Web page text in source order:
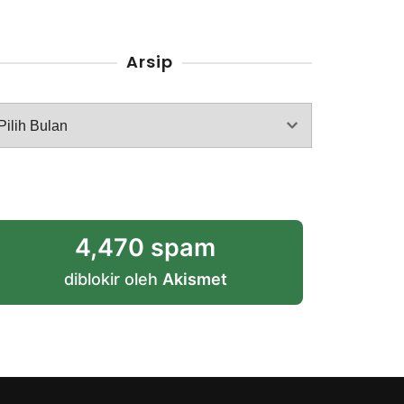
Arsip
4,470 spam
diblokir oleh Akismet